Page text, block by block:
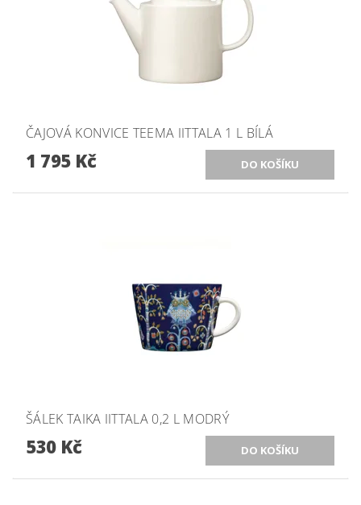
ČAJOVÁ KONVICE TEEMA IITTALA 1 L BÍLÁ
1 795 Kč
ŠÁLEK TAIKA IITTALA 0,2 L MODRÝ
530 Kč